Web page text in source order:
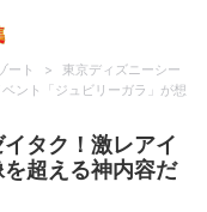
ート >
東京ディズニーシー
ント「ジュビリーガラ」が想
タク！激レアイ
超える神内容だ